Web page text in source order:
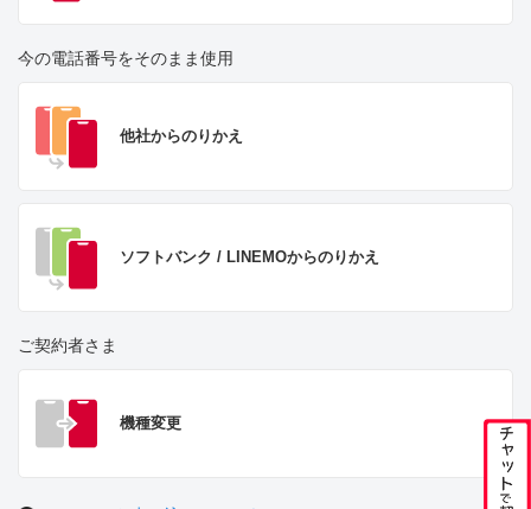
今の電話番号をそのまま使用
他社からのりかえ
ソフトバンク / LINEMOからのりかえ
ご契約者さま
機種変更